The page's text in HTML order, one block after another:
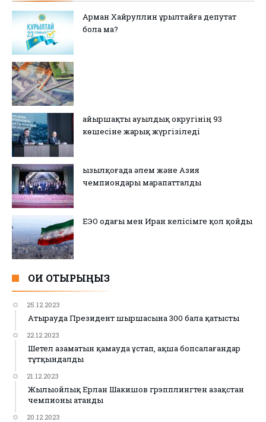
Арман Хайруллин Құрылтайға депутат
бола ма?
Қайыршақты ауылдық округінің 93
көшесіне жарық жүргізіледі
Қызылқоғада әлем және Азия
чемпиондары марапатталды
ЕЭО одағы мен Иран келісімге қол қойды
ОҚИ ОТЫРЫҢЫЗ
25.12.2023
Атырауда Президент шыршасына 300 бала қатысты
22.12.2023
Шетел азаматын қамауда ұстап, ақша бопсалағандар
тұтқындалды
21.12.2023
Жылыойлық Ерлан Шакишов грэпплингтен Қазақстан
чемпионы атанды
20.12.2023